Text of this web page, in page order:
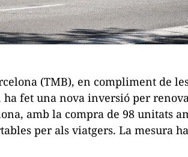
(TMB), en compliment de
ha fet una nova inversió per
amb la compra de 98 unitats
per als viatgers. La mesura